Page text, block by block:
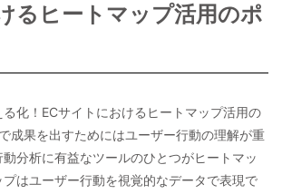
るヒートマップ活用のポ
化！ECサイトにおけるヒートマップ活用の
成果を出すためにはユーザー行動の理解が重
分析に有益なツールのひとつがヒートマッ
はユーザー行動を視覚的なデータで表現で